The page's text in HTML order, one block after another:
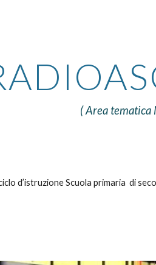
( Area tematica
d’istruzione Scuola primaria di